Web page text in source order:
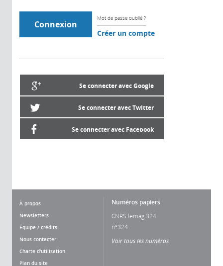
Mot de passe oublié ?
Créer un compte
Se connecter avec Google
Se connecter avec Twitter
Se connecter avec Facebook
À propos
Newsletters
Équipe / crédits
Nous contacter
Charte d'utilisation
Plan du site
Numéros papiers
CNRS lemag 324
n°324
Voir tous les numéros